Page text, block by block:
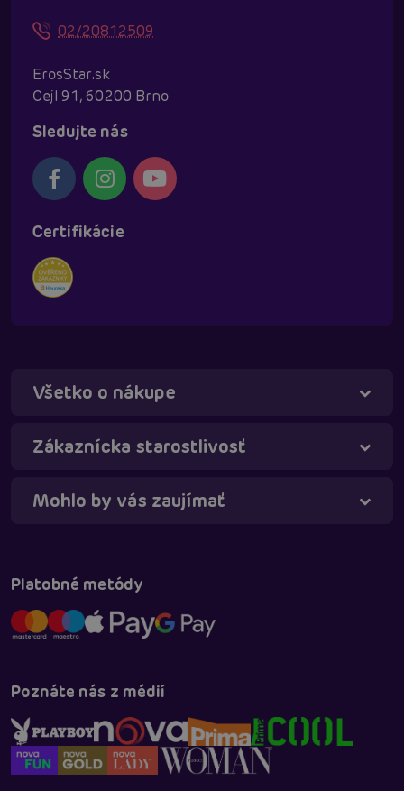
02/20812509
ErosStar.sk
Cejl 91, 60200 Brno
Sledujte nás
Certifikácie
Všetko o nákupe
Zákaznícka starostlivosť
Mohlo by vás zaujímať
Platobné metódy
Poznáte nás z médií
Táňa - virtuálna asistentka